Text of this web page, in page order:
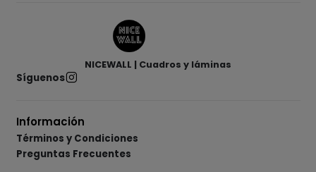
NICEWALL | Cuadros y láminas
Síguenos
Información
Términos y Condiciones
Preguntas Frecuentes